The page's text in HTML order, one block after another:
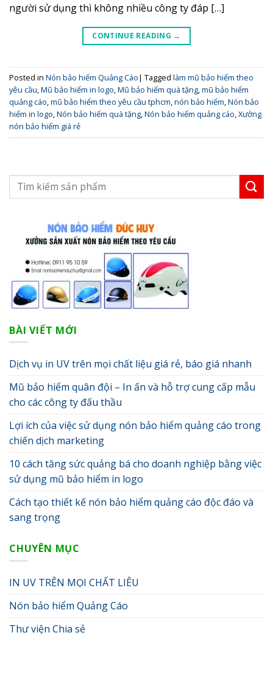
người sử dụng thì không nhiều công ty đáp […]
CONTINUE READING →
Posted in Nón bảo hiểm Quảng Cáo| Tagged làm mũ bảo hiểm theo
yêu cầu,Mũ bảo hiểm in logo,Mũ bảo hiểm quà tặng,mũ bảo hiểm
quảng cáo,mũ bảo hiểm theo yêu cầu tphcm,nón bảo hiểm,Nón bảo
hiểm in logo,Nón bảo hiểm quà tặng,Nón bảo hiểm quảng cáo,Xưởng
nón bảo hiểm giá rẻ
BÀI VIẾT MỚI
Dịch vụ in UV trên mọi chất liệu giá rẻ, báo giá nhanh
Mũ bảo hiểm quân đội – In ấn và hỗ trợ cung cấp mẫu
cho các công ty đấu thầu
Lợi ích của việc sử dụng nón bảo hiểm quảng cáo trong
chiến dịch marketing
10 cách tăng sức quảng bá cho doanh nghiệp bằng việc
sử dụng mũ bảo hiểm in logo
Cách tạo thiết kế nón bảo hiểm quảng cáo độc đáo và
sang trọng
CHUYÊN MỤC
IN UV TRÊN MỌI CHẤT LIÊU
Nón bảo hiểm Quảng Cáo
Thư viện Chia sẻ